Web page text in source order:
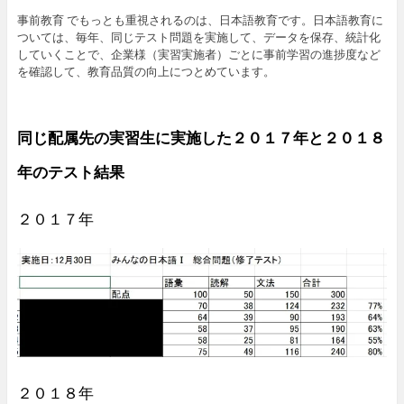
事前教育 でもっとも重視されるのは、日本語教育です。日本語教育に
ついては、毎年、同じテスト問題を実施して、データを保存、統計化
していくことで、企業様（実習実施者）ごとに事前学習の進捗度など
を確認して、教育品質の向上につとめています。
同じ配属先の実習生に実施した２０１７年と２０１８
年のテスト結果
２０１７年
２０１８年